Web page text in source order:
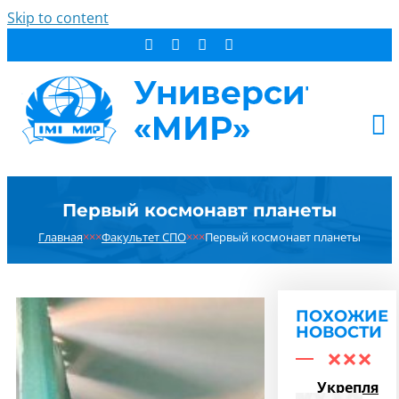
Skip to content
СТУДЕНТУ
ДОПОБРАЗОВАНИЕ
НОВОСТИ
КОНТАКТЫ
РЕЗУЛЬТАТ ПОИСКА:
Первый космонавт планеты
Главная×××Факультет СПО×××Первый космонавт планеты
ПОХОЖИЕ
НОВОСТИ
Укрепляем